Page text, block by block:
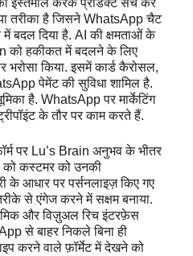
इस्तेमाल करके प्रोडक्ट सर्च कर
तरीका है जिसने WhatsApp चैट
बदल दिया है. AI की क्षमताओं के
को हकीकत में बदलने के लिए
किया. इसमें कार्ड कैरोसल,
पेमेंट की सुविधा शामिल है.
है. WhatsApp पर मार्केटिंग
के तौर पर काम करते हैं.
पर Lu’s Brain अनुभव के भीतर
कस्टमर को उनकी
के आधार पर पर्सनलाइज़ किए गए
से एंगेज करने में सक्षम बनाया.
और विज़ुअल रिच इंटरफ़ेस
से बाहर निकले बिना ही
करने वाले फ़ॉर्मेट में देखने को